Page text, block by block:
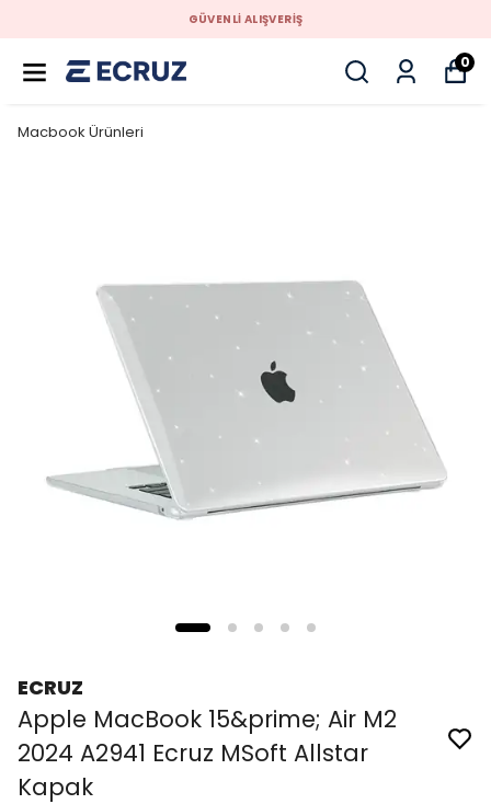
GÜVENLİ ALIŞVERİŞ
0
Macbook Ürünleri
ECRUZ
Apple MacBook 15&prime; Air M2
2024 A2941 Ecruz MSoft Allstar
Kapak